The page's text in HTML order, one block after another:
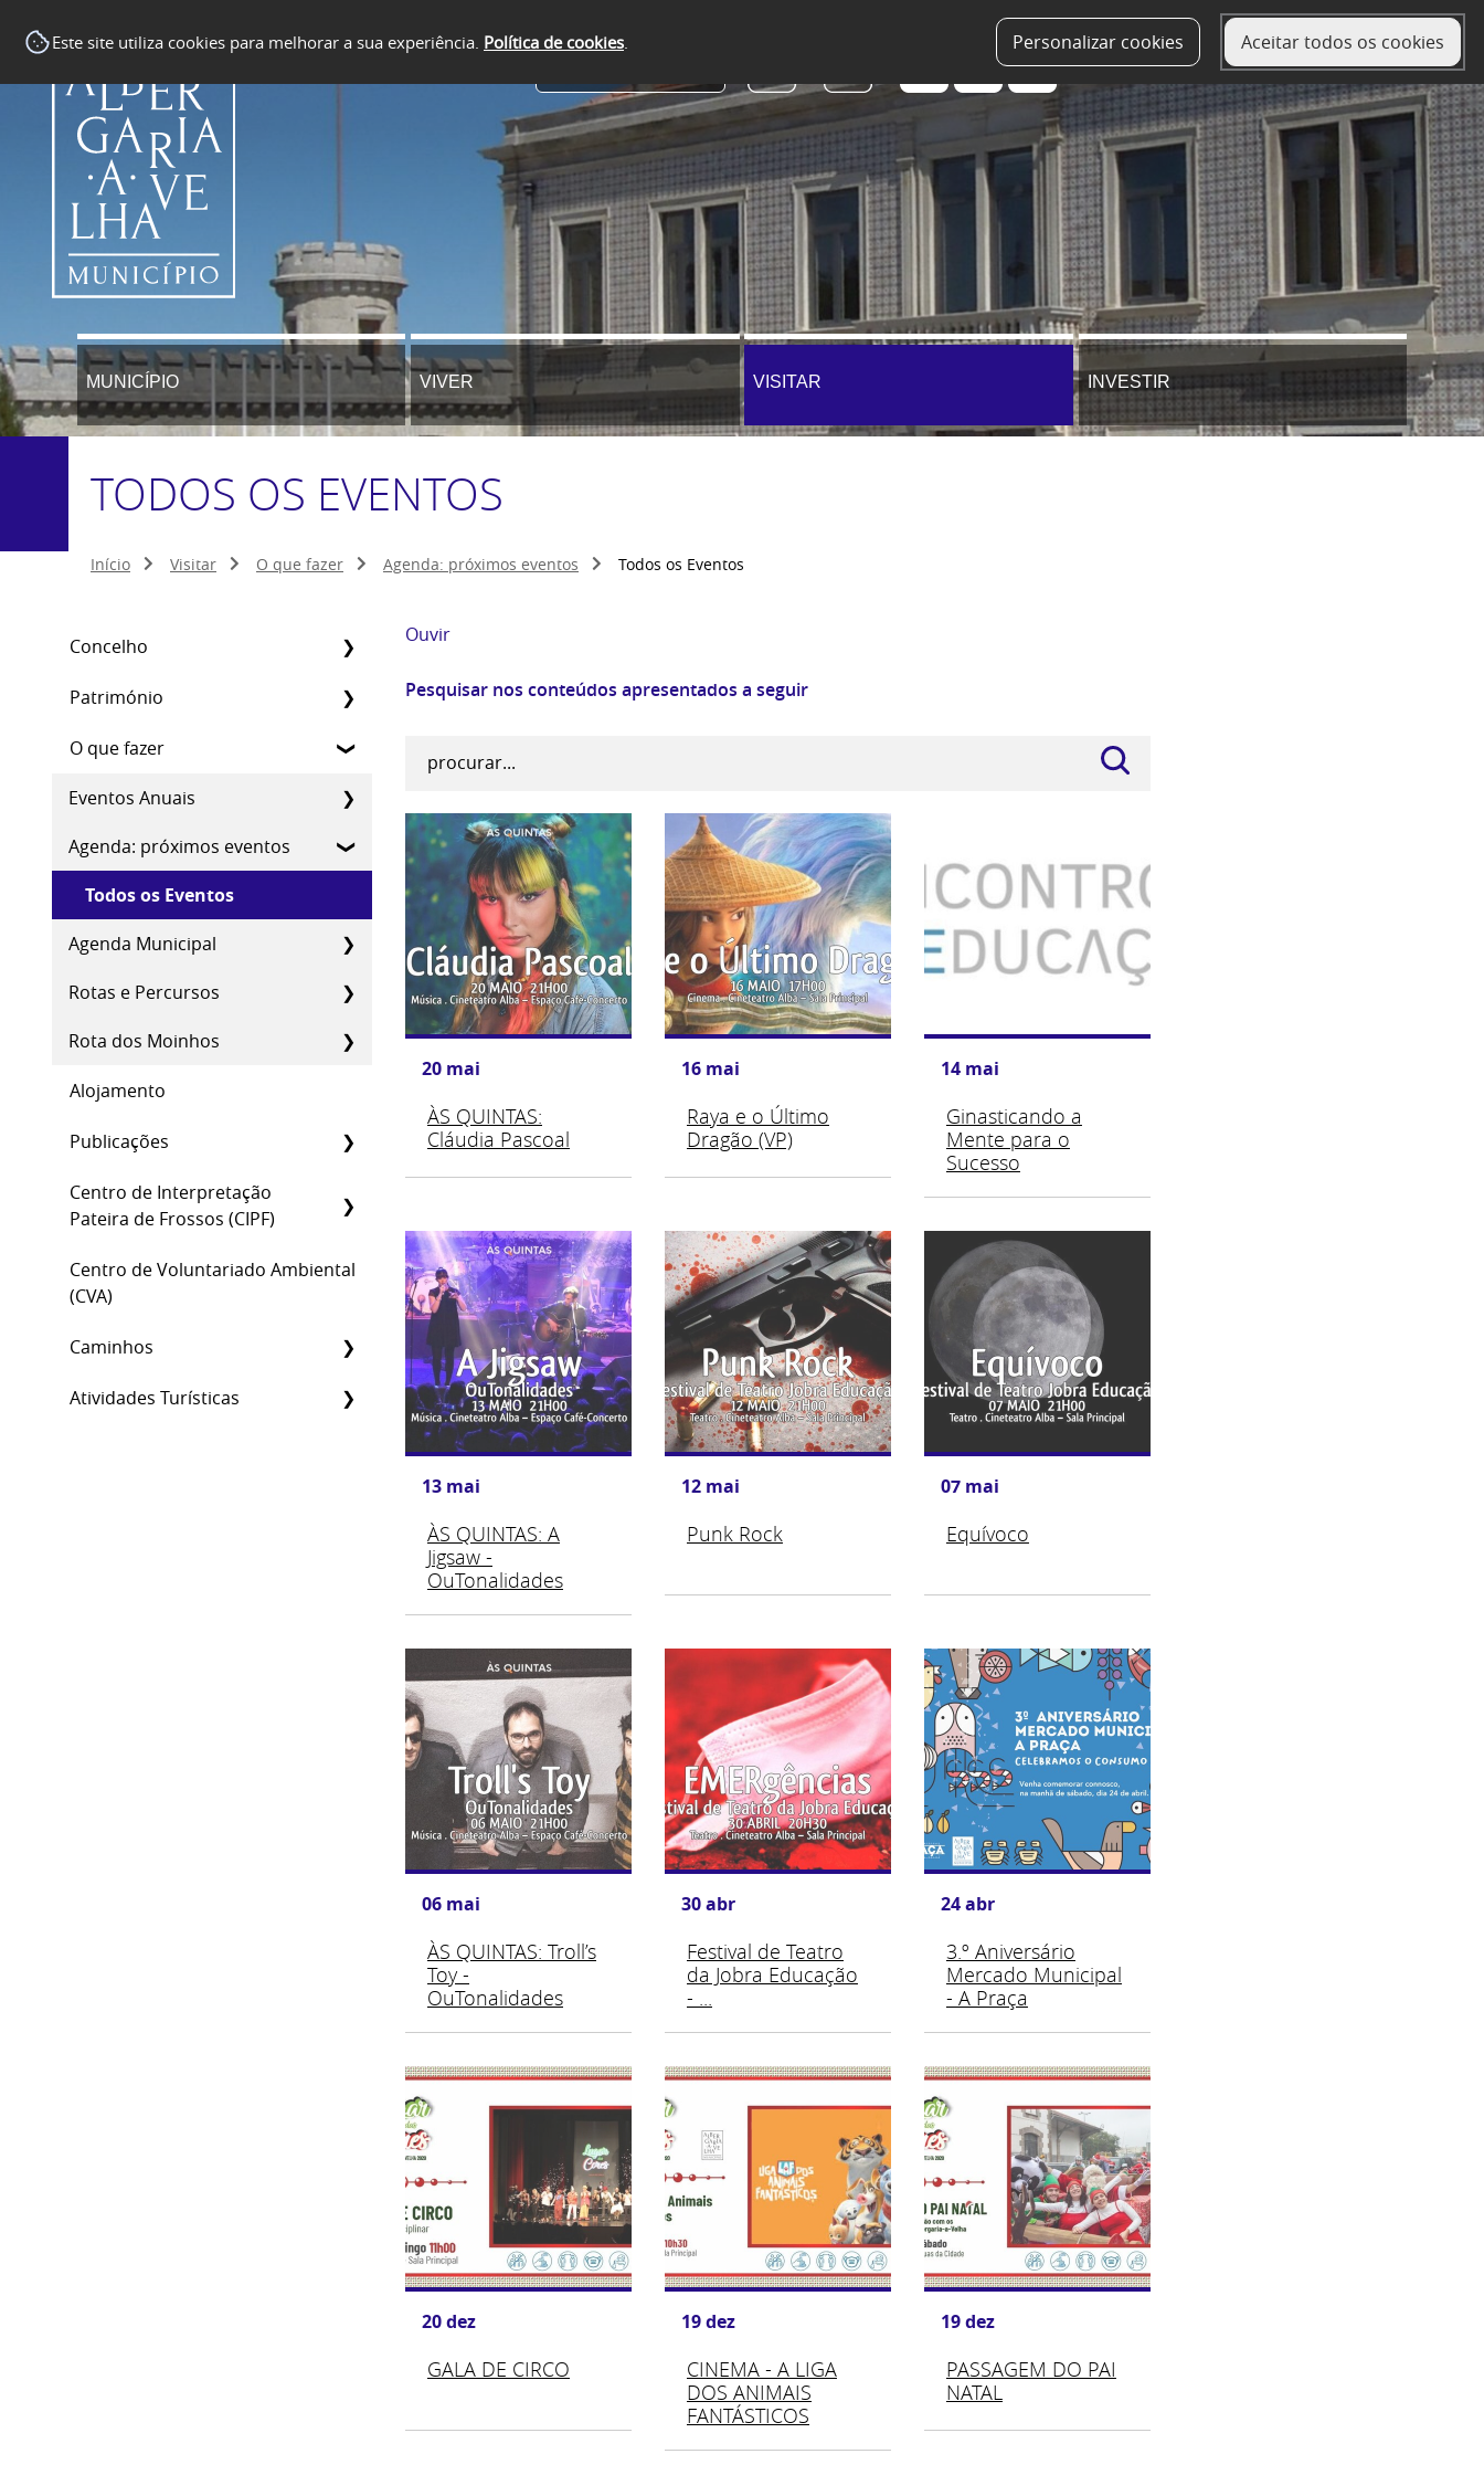
Este site utiliza cookies para melhorar a sua experiência. Política de cookies. Personalizar cookies
Aceitar todos os cookies
MUNICÍPIO VIVER VISITAR INVESTIR
TODOS OS EVENTOS
Início Visitar O que fazer Agenda: próximos eventos Todos os Eventos
Concelho
Património
O que fazer
Eventos Anuais
Agenda: próximos eventos
Todos os Eventos
Agenda Municipal
Rotas e Percursos
Rota dos Moinhos
Alojamento
Publicações
Centro de Interpretação
Pateira de Frossos (CIPF)
Centro de Voluntariado Ambiental
(CVA)
Caminhos
Atividades Turísticas
Ouvir
Pesquisar nos conteúdos apresentados a seguir
20 mai
ÀS QUINTAS:
Cláudia Pascoal
16 mai
Raya e o Último
Dragão (VP)
14 mai
Ginasticando a
Mente para o
Sucesso
13 mai
ÀS QUINTAS: A
Jigsaw -
OuTonalidades
12 mai
Punk Rock
07 mai
Equívoco
06 mai
ÀS QUINTAS: Troll’s
Toy -
OuTonalidades
30abr
Festival de Teatro
da Jobra Educação
- ...
24abr
3.º Aniversário
Mercado Municipal
- A Praça
20dez
GALA DE CIRCO
19dez
CINEMA - A LIGA
DOS ANIMAIS
FANTÁSTICOS
19dez
PASSAGEM DO PAI
NATAL